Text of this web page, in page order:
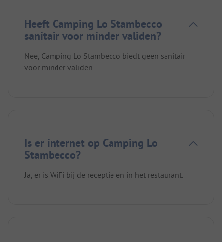
Heeft Camping Lo Stambecco
sanitair voor minder validen?
Nee, Camping Lo Stambecco biedt geen sanitair
voor minder validen.
Is er internet op Camping Lo
Stambecco?
Ja, er is WiFi bij de receptie en in het restaurant.